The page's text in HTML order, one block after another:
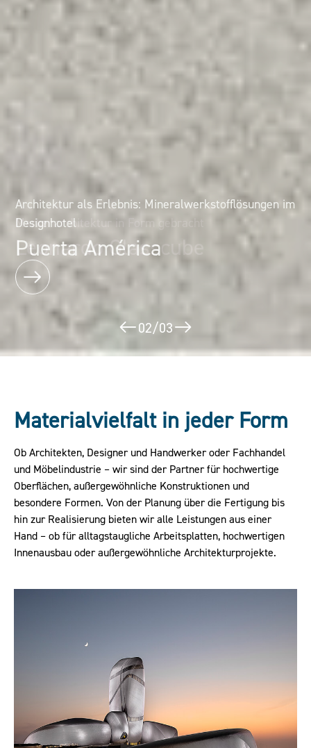
Markenarchitektur in Form gebracht
Leonardo Glasscube
Architektur als Erlebnis: Mineralwerkstofflösungen im
Designhotel
Puerta América
02/03
Materialvielfalt in jeder Form
Ob Architekten, Designer und Handwerker oder Fachhandel
und Möbelindustrie – wir sind der Partner für hochwertige
Oberflächen, außergewöhnliche Konstruktionen und
besondere Formen. Von der Planung über die Fertigung bis
hin zur Realisierung bieten wir alle Leistungen aus einer
Hand – ob für alltagstaugliche Arbeitsplatten, hochwertigen
Innenausbau oder außergewöhnliche Architekturprojekte.